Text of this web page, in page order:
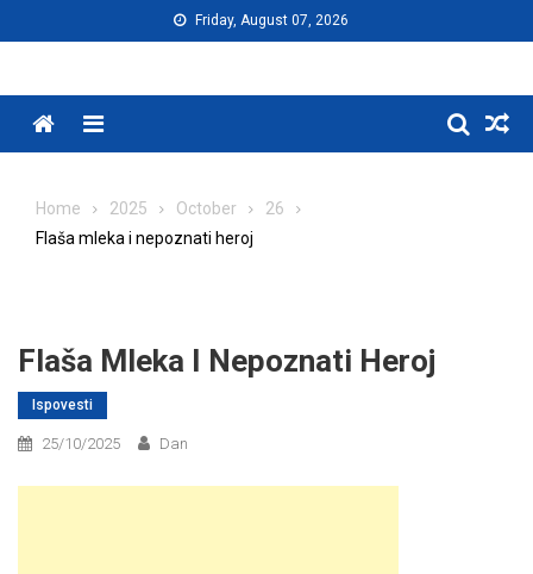
to
Friday, August 07, 2026
Menu
Home 2025 October
26
Flaša mleka i nepoznati heroj
Flaša Mleka I Nepoznati Heroj
Ispovesti
25/10/2025 Dan